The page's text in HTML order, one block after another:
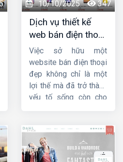
website theo phong
thủy.
10/10/2025 347
Dịch vụ thiết kế
web bán điện thoại
chuyên nghiệp giúp
tăng doanh số
Việc sở hữu một
website bán điện thoại
đẹp không chỉ là một
lợi thế mà đã trở thành
yếu tố sống còn cho
chuỗi bán lẻ lớn. Một
thiết kế web bán điện
thoạichuyên nghiệp,